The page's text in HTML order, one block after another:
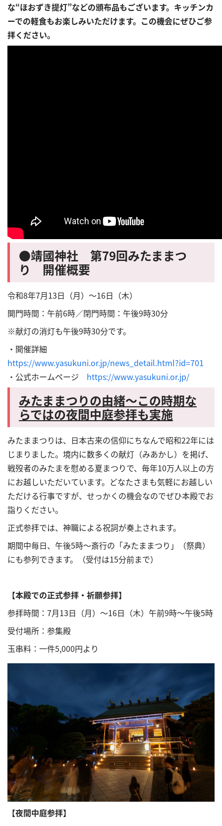
な“ほおずき提灯”などの頒布品もございます。キッチンカ
ーでの軽食もお楽しみいただけます。この機会にぜひご参
拝ください。
●靖國神社 第79回みたままつ
り 開催概要
令和8年7月13日（月）～16日（木）
開門時間：午前6時／閉門時間：午後9時30分
※献灯の消灯も午後9時30分です。
・開催詳細
https://www.yasukuni.or.jp/news_detail.html?id=701
・公式ホームページ https://www.yasukuni.or.jp/
みたままつりの由緒～この時期な
らではの夜間中庭参拝も実施
みたままつりは、日本古来の信仰にちなんで昭和22年には
じまりました。境内に数多くの献灯（みあかし）を掲げ、
戦歿者のみたまを慰める夏まつりで、毎年10万人以上の方
にお越しいただいています。どなたさまも気軽にお越しい
ただける行事ですが、せっかくの機会なのでぜひ本殿でお
詣りください。
正式参拝では、神職による祝詞が奏上されます。
期間中毎日、午後5時～斎行の「みたままつり」（祭典）
にも参列できます。（受付は15分前まで）
【本殿での正式参拝・祈願参拝】
参拝時間：7月13日（月）～16日（木）午前9時～午後5時
受付場所：参集殿
玉串料：一件5,000円より
【夜間中庭参拝】